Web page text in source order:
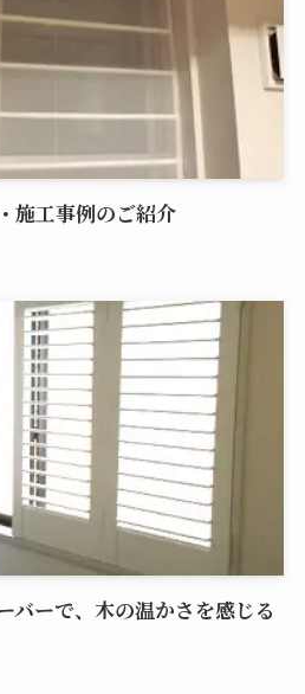
施工事例のご紹介
バーで、木の温かさを感じる